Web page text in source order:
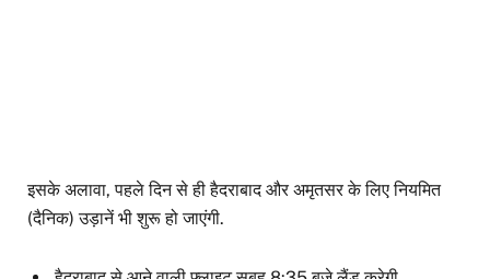
इसके अलावा, पहले दिन से ही हैदराबाद और अमृतसर के लिए नियमित
(दैनिक) उड़ानें भी शुरू हो जाएंगी.